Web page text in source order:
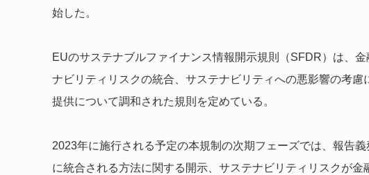
始した。
EUのサステナブルファイナンス情報開示規則（SFDR）は、
ナビリティリスクの統合、サステナビリティへの悪影響の考
提供について調和された規則を定めている。
2023年に施行される予定の本規制の次期フェーズでは、報告
に統合される方法に関する開示、サステナビリティリスクが